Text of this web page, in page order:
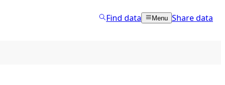
Find data Menu Share data